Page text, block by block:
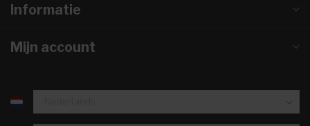
Informatie
Mijn account